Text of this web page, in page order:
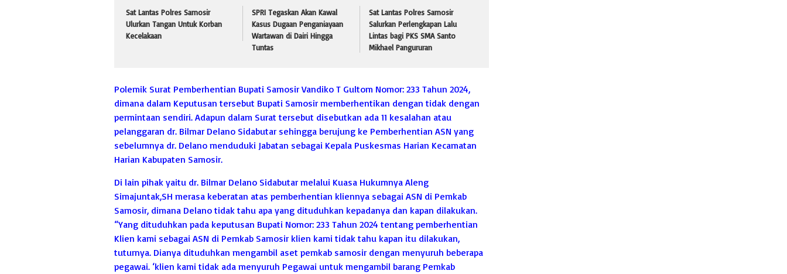
Sat Lantas Polres Samosir
Ulurkan Tangan Untuk Korban
Kecelakaan
SPRI Tegaskan Akan Kawal
Kasus Dugaan Penganiayaan
Wartawan di Dairi Hingga
Tuntas
Sat Lantas Polres Samosir
Salurkan Perlengkapan Lalu
Lintas bagi PKS SMA Santo
Mikhael Pangururan
Polemik Surat Pemberhentian Bupati Samosir Vandiko T Gultom Nomor: 233 Tahun 2024,
dimana dalam Keputusan tersebut Bupati Samosir memberhentikan dengan tidak dengan
permintaan sendiri. Adapun dalam Surat tersebut disebutkan ada 11 kesalahan atau
pelanggaran dr. Bilmar Delano Sidabutar sehingga berujung ke Pemberhentian ASN yang
sebelumnya dr. Delano menduduki Jabatan sebagai Kepala Puskesmas Harian Kecamatan
Harian Kabupaten Samosir.
Di lain pihak yaitu dr. Bilmar Delano Sidabutar melalui Kuasa Hukumnya Aleng
Simajuntak,SH merasa keberatan atas pemberhentian kliennya sebagai ASN di Pemkab
Samosir, dimana Delano tidak tahu apa yang dituduhkan kepadanya dan kapan dilakukan.
“Yang dituduhkan pada keputusan Bupati Nomor: 233 Tahun 2024 tentang pemberhentian
Klien kami sebagai ASN di Pemkab Samosir klien kami tidak tahu kapan itu dilakukan,
tuturnya. Dianya dituduhkan mengambil aset pemkab samosir dengan menyuruh beberapa
pegawai. ‘klien kami tidak ada menyuruh Pegawai untuk mengambil barang Pemkab